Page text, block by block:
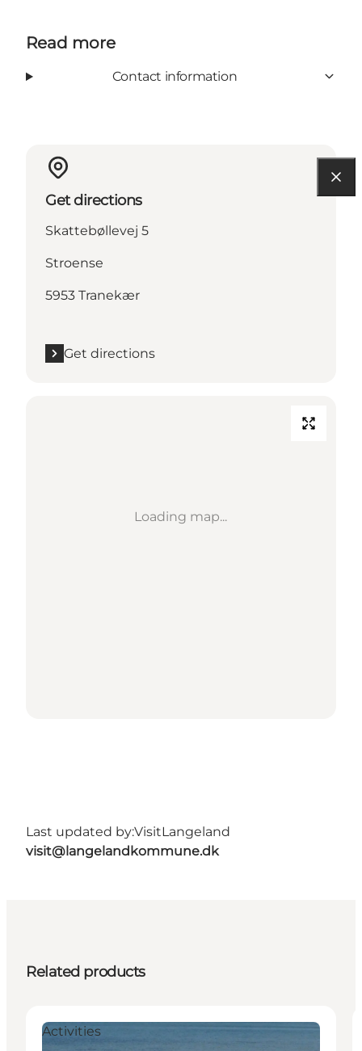
Read more
Contact information
Get directions
Skattebøllevej 5
Stroense
5953 Tranekær
Get directions
Loading map...
Last updated by:VisitLangeland
visit@langelandkommune.dk
Related products
Activities